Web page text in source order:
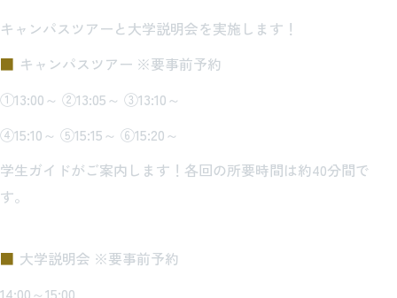
キャンパスツアーと大学説明会を実施します！
キャンパスツアー ※要事前予約
①13:00～ ②13:05～ ③13:10～
④15:10～ ⑤15:15～ ⑥15:20～
学生ガイドがご案内します！各回の所要時間は約40分間で
す。
大学説明会 ※要事前予約
14:00～15:00